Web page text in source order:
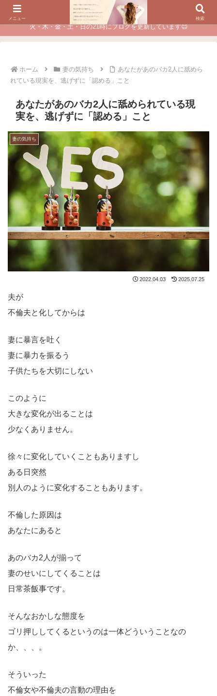
夫に不倫されたつらい経験が、あなたのチャンスに変わるカウンセリング
火・木・金・土・日の21時にブログを更新しています😊
ホーム 妻の気持ち
あなたがあのバカ2人に舐めら
れている現実を、逃げずに「認める」こと
あなたがあのバカ2人に舐められている現
実を、逃げずに「認める」こと
妻の気持ち
2022.04.03 2025.07.25
夫が
不倫夫と化してからは
妻に暴言を吐く
妻に暴力を振るう
子供たちを大切にしない
このように
大きな変化が出ることは
少なくありません。
徐々に変化していくこともありますし
ある日突然
別人のように変化することもあります。
不倫した原因は
あなたにあると
あのバカ2人が揃って
妻のせいにしてくることは
日常茶飯事です。
そんなおかしな態度を
ゴリ押ししてくるというのは一体どういうことなの
か、、、。
そういった
不倫女や不倫夫の言動の理由を
メニュー 検索